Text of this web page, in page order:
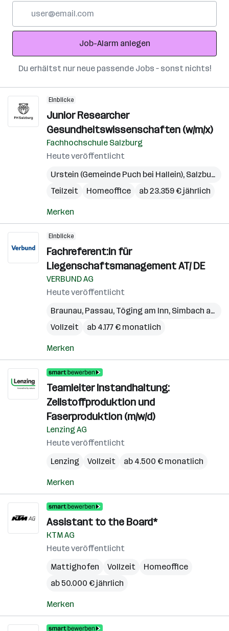
Adresse
Job-Alarm anlegen
Du erhältst nur neue passende Jobs – sonst nichts!
Einblicke
Junior Researcher
Gesundheitswissenschaften (w/m/x)
Fachhochschule Salzburg
Heute veröffentlicht
Urstein (Gemeinde Puch bei Hallein), Salzburg
Teilzeit
Homeoffice ab 23.359 € jährlich
Merken
Einblicke
Fachreferent:in für
Liegenschaftsmanagement AT/ DE
VERBUND AG
Heute veröffentlicht
Braunau, Passau, Töging am Inn, Simbach am Inn
Vollzeit
ab 4.177 € monatlich
Merken
Teamleiter Instandhaltung:
Zellstoffproduktion und
Faserproduktion (m/w/d)
Lenzing AG
Heute veröffentlicht
Lenzing
Vollzeit ab 4.500 € monatlich
Merken
Assistant to the Board*
KTM AG
Heute veröffentlicht
Mattighofen
Vollzeit
Homeoffice
ab 50.000 € jährlich
Merken